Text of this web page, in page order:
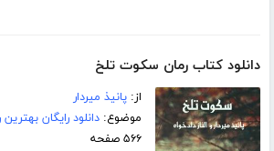
دانلود کتاب رمان سکوت تلخ
از:پانیذ میردار
موضوع:دانلود رایگان بهترین
۵۶۶ صفحه